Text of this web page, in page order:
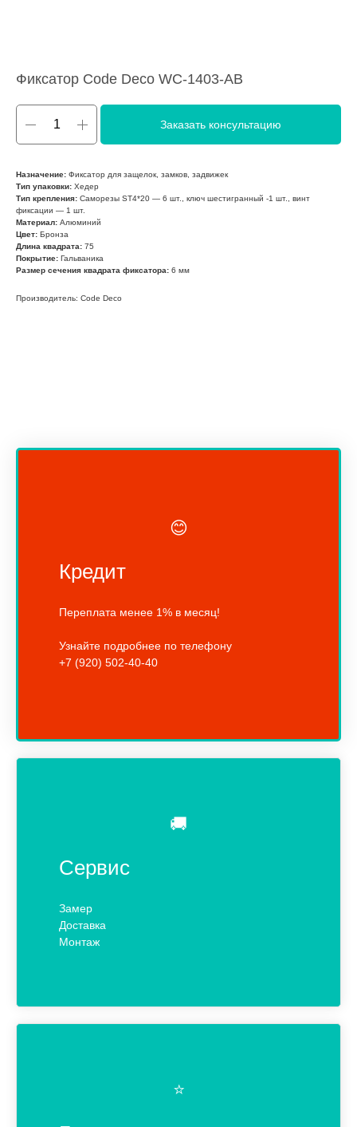
Фиксатор Code Deco WC-1403-AB
Заказать консультацию
Назначение: Фиксатор для защелок, замков, задвижек
Тип упаковки: Хедер
Тип крепления: Саморезы SТ4*20 — 6 шт., ключ шестигранный -1 шт., винт
фиксации — 1 шт.
Материал: Алюминий
Цвет: Бронза
Длина квадрата: 75
Покрытие: Гальваника
Размер сечения квадрата фиксатора: 6 мм
Производитель: Code Deco
😊
Кредит
Переплата менее 1% в месяц!
Узнайте подробнее по телефону
+7 (920) 502-40-40
🚚
Сервис
Замер
Доставка
Монтаж
⭐️